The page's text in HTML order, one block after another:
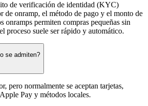
de verificación de identidad (KYC)
de onramp, el método de pago y el monto de
onramps permiten compras pequeñas sin
proceso suele ser rápido y automático.
se admiten?
pero normalmente se aceptan tarjetas,
Pay y métodos locales.